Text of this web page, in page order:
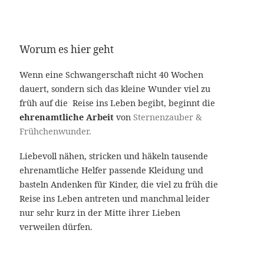
Worum es hier geht
Wenn eine Schwangerschaft nicht 40 Wochen
dauert, sondern sich das kleine Wunder viel zu
früh auf die Reise ins Leben begibt, beginnt die
ehrenamtliche Arbeit von Sternenzauber &
Frühchenwunder.
Liebevoll nähen, stricken und häkeln tausende
ehrenamtliche Helfer passende Kleidung und
basteln Andenken für Kinder, die viel zu früh die
Reise ins Leben antreten und manchmal leider
nur sehr kurz in der Mitte ihrer Lieben
verweilen dürfen.